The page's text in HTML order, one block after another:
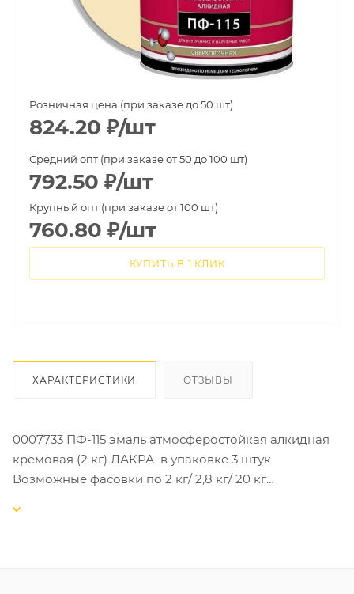
Розничная цена (при заказе до 50 шт)
824.20 ₽/шт
Средний опт (при заказе от 50 до 100 шт)
792.50 ₽/шт
Крупный опт (при заказе от 100 шт)
760.80 ₽/шт
КУПИТЬ В 1 КЛИК
ХАРАКТЕРИСТИКИ ОТЗЫВЫ
0007733 ПФ-115 эмаль атмосферостойкая алкидная
кремовая (2 кг) ЛАКРА в упаковке 3 штук
Возможные фасовки по 2 кг/ 2,8 кг/ 20 кг